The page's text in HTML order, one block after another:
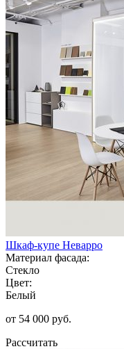
Шкаф-купе Неварро
Материал фасада:
Стекло
Цвет:
Белый
от 54 000 руб.
Рассчитать